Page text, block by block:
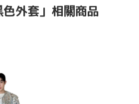
外套」相關商品